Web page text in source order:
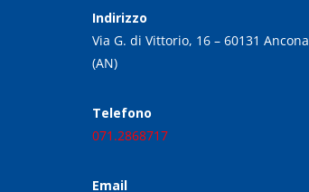
Indirizzo
Via G. di Vittorio, 16 – 60131 Ancona
(AN)
Telefono
071.2868717
Email